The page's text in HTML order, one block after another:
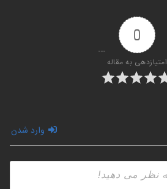
0
امتیازدهی به مقاله
وارد شدن